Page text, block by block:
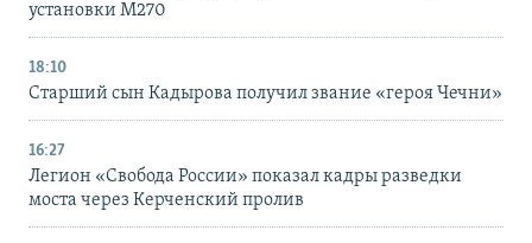
установки M270
18:10
Старший сын Кадырова получил звание «героя Чечни»
16:27
Легион «Свобода России» показал кадры разведки
моста через Керченский пролив